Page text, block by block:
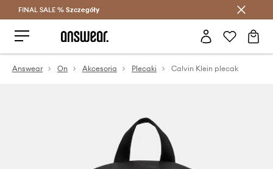
Oszczędzaj z Answear Club >
FINAL SALE % Szczegóły
Answear On Akcesoria Plecaki Calvin Klein plecak